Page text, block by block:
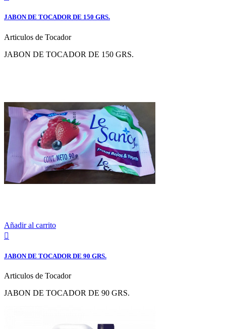
JABON DE TOCADOR DE 150 GRS.
Articulos de Tocador
JABON DE TOCADOR DE 150 GRS.
Añadir al carrito

JABON DE TOCADOR DE 90 GRS.
Articulos de Tocador
JABON DE TOCADOR DE 90 GRS.